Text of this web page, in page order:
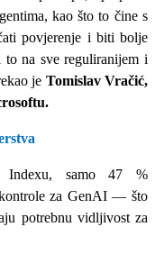
kao što to čine s
povjerenje i biti bolje
na sve reguliranijem i
je Tomislav Vračić,
Indexu, samo 47 %
za GenAI — što
potrebnu vidljivost za